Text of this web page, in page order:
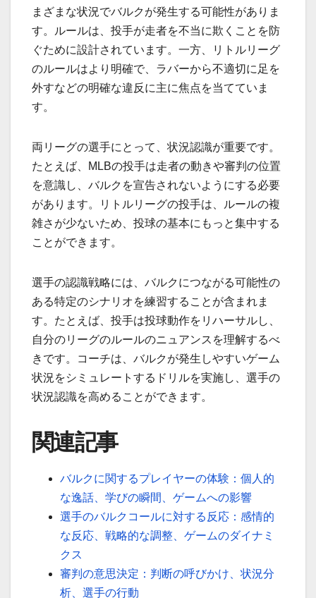
まざまな状況でバルクが発生する可能性がありま
す。ルールは、投手が走者を不当に欺くことを防
ぐために設計されています。一方、リトルリーグ
のルールはより明確で、ラバーから不適切に足を
外すなどの明確な違反に主に焦点を当てていま
す。
両リーグの選手にとって、状況認識が重要です。
たとえば、MLBの投手は走者の動きや審判の位置
を意識し、バルクを宣告されないようにする必要
があります。リトルリーグの投手は、ルールの複
雑さが少ないため、投球の基本にもっと集中する
ことができます。
選手の認識戦略には、バルクにつながる可能性の
ある特定のシナリオを練習することが含まれま
す。たとえば、投手は投球動作をリハーサルし、
自分のリーグのルールのニュアンスを理解するべ
きです。コーチは、バルクが発生しやすいゲーム
状況をシミュレートするドリルを実施し、選手の
状況認識を高めることができます。
関連記事
バルクに関するプレイヤーの体験：個人的
な逸話、学びの瞬間、ゲームへの影響
選手のバルクコールに対する反応：感情的
な反応、戦略的な調整、ゲームのダイナミ
クス
審判の意思決定：判断の呼びかけ、状況分
析、選手の行動